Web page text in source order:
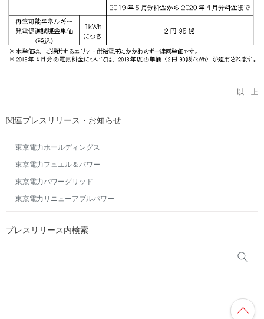
以 上
関連プレスリリース・お知らせ
東京電力ホールディングス
東京電力フュエル＆パワー
東京電力パワーグリッド
東京電力リニューアブルパワー
プレスリリース内検索